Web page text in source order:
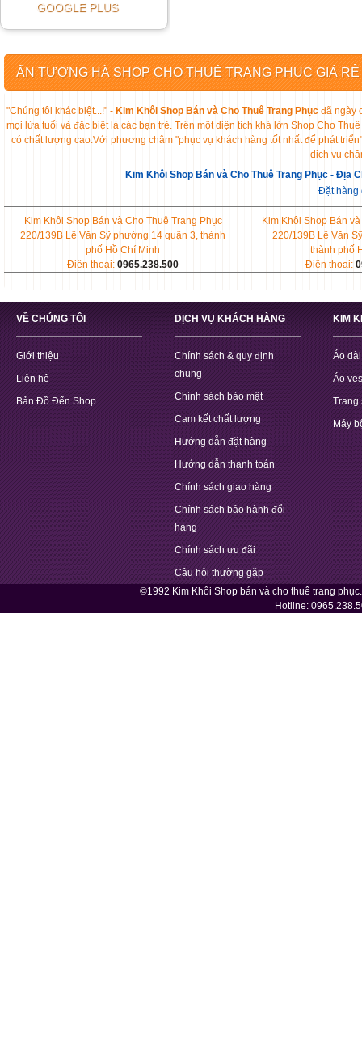
GOOGLE PLUS
ẤN TƯỢNG HÀ SHOP CHO THUÊ TRANG PHỤC GIÁ
"Chúng tôi khác biệt...!" - Kim Khôi Shop Bán và Cho Thuê Trang Phụcđã ngày
mọi lứa tuổi và đặc biệt là các bạn trẻ. Trên một diện tích khá lớn Shop Cho
có chất lượng cao.Với phương châm "phục vụ khách hàng tốt nhất để phát
dịch vụ
Kim Khôi Shop Bán và Cho Thuê Trang Phục - Địa
Đặt hàng
Kim Khôi Shop Bán và Cho Thuê Trang Phục
220/139B Lê Văn Sỹ phường 14 quận 3, thành
phố Hồ Chí Minh
Điện thoại: 0965.238.500
Kim Khôi Shop Bán
220/139B Lê Văn
thành phố
Điện thoại:
VỀ CHÚNG TÔI
Giới thiệu
Liên hệ
Bản Đồ Đến Shop
DỊCH VỤ KHÁCH HÀNG
Chính sách & quy định
chung
Chính sách bảo mật
Cam kết chất lượng
Hướng dẫn đặt hàng
Hướng dẫn thanh toán
Chính sách giao hàng
Chính sách bảo hành đổi
hàng
Chính sách ưu đãi
Câu hỏi thường gặp
KIM
Áo
Áo
Trang
Máy
©1992 Kim Khôi Shop bán và cho thuê trang
Hotline: